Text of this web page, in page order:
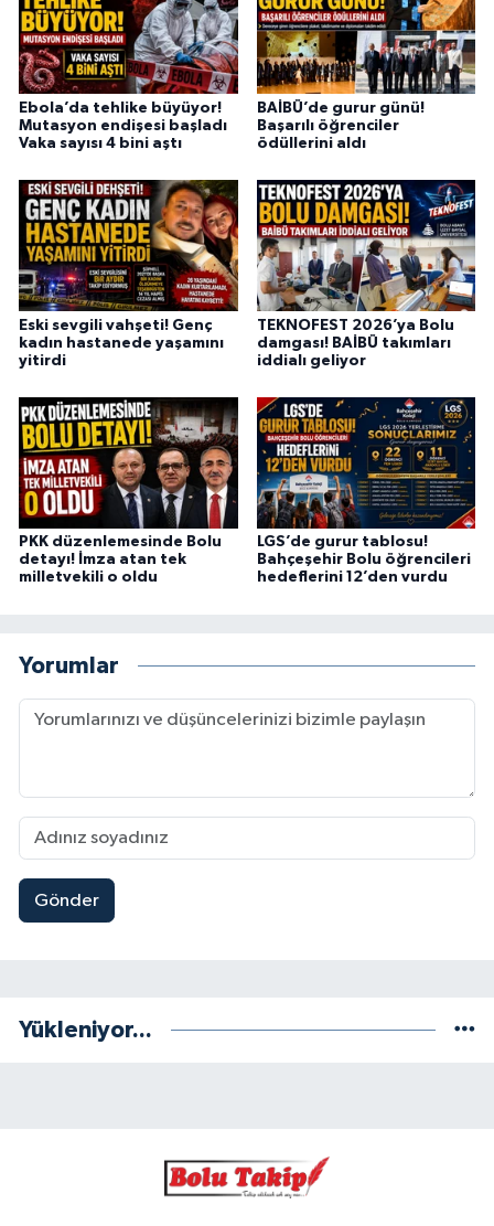
Ebola’da tehlike büyüyor!
Mutasyon endişesi başladı
Vaka sayısı 4 bini aştı
BAİBÜ’de gurur günü!
Başarılı öğrenciler
ödüllerini aldı
Eski sevgili vahşeti! Genç
kadın hastanede yaşamını
yitirdi
TEKNOFEST 2026’ya Bolu
damgası! BAİBÜ takımları
iddialı geliyor
PKK düzenlemesinde Bolu
detayı! İmza atan tek
milletvekili o oldu
LGS’de gurur tablosu!
Bahçeşehir Bolu öğrencileri
hedeflerini 12’den vurdu
Yorumlar
Gönder
Yükleniyor...